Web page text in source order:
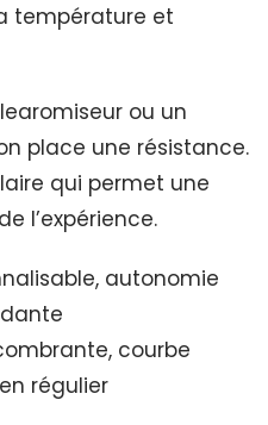
température et
ou un
place une résistance.
qui permet une
l’expérience.
autonomie
courbe
régulier